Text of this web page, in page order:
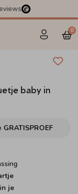
0
baby in
GRATISPROEF
je